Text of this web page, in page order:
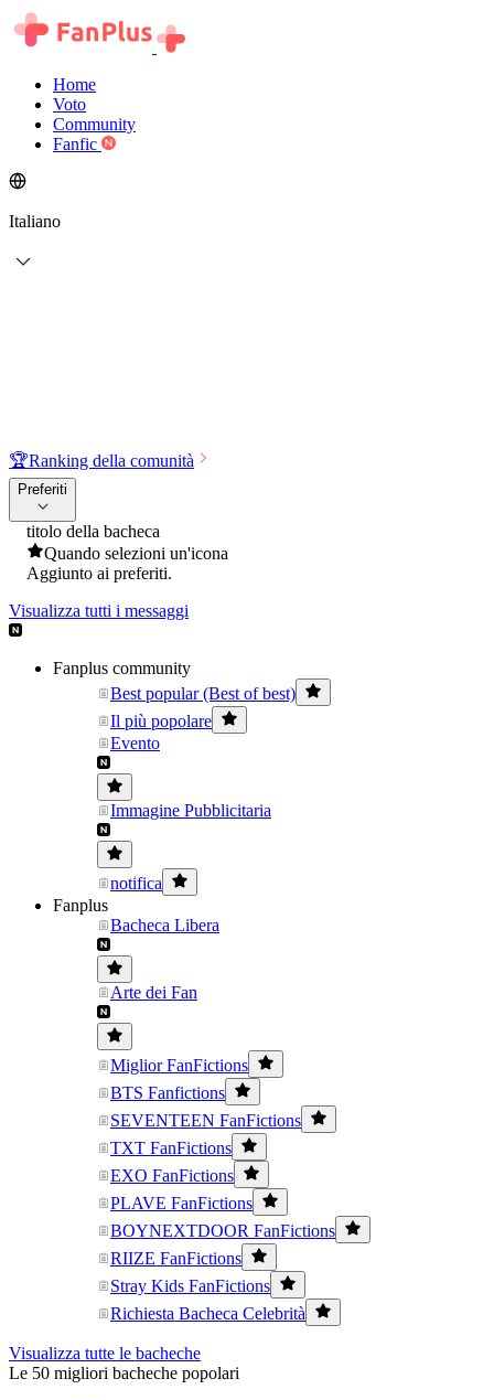
Home
Voto
Community
Fanfic
Italiano
🏆Ranking della comunità
Preferiti
titolo della bacheca
Quando selezioni un'icona
Aggiunto ai preferiti.
Visualizza tutti i messaggi
Fanplus community
Best popular (Best of best)
Il più popolare
Evento
Immagine Pubblicitaria
notifica
Fanplus
Bacheca Libera
Arte dei Fan
Miglior FanFictions
BTS Fanfictions
SEVENTEEN FanFictions
TXT FanFictions
EXO FanFictions
PLAVE FanFictions
BOYNEXTDOOR FanFictions
RIIZE FanFictions
Stray Kids FanFictions
Richiesta Bacheca Celebrità
Visualizza tutte le bacheche
Le 50 migliori bacheche popolari